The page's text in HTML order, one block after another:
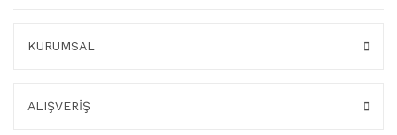
KURUMSAL
ALIŞVERİŞ